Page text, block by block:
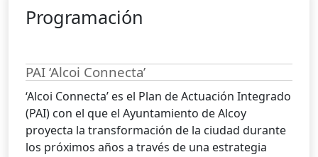
Programación
PAI ‘Alcoi Connecta’
‘Alcoi Connecta’ es el Plan de Actuación Integrado
(PAI) con el que el Ayuntamiento de Alcoy
proyecta la transformación de la ciudad durante
los próximos años a través de una estrategia